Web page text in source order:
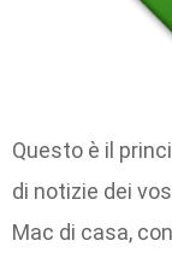
Questo è il
di notizie dei
Mac di casa,